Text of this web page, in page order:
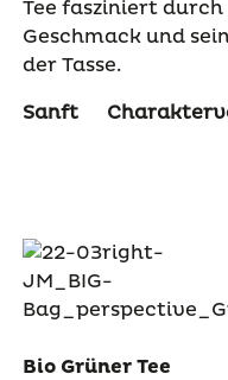
Tee fasziniert
Geschmack und
der Tasse.
Sanft
Bio Grüner Tee